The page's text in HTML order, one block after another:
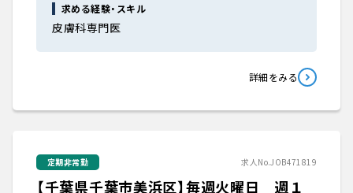
求める経験・スキル
皮膚科専門医
詳細をみる
定期非常勤 求人No.JOB471819
【千葉県千葉市美浜区】毎週火曜日 週１